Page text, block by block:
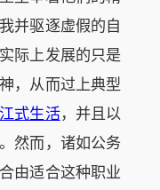
并驱逐虚假的自
际上发展的只是
，从而过上典型
式生活，并且以
然而，诸如公务
由适合这种职业